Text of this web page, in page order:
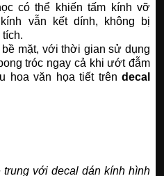
có thể khiến tấm kính vỡ
vẫn kết dính, không bị
mặt, với thời gian sử dụng
tróc ngay cả khi ướt đẫm
hoa văn họa tiết trên decal
với decal dán kính hình